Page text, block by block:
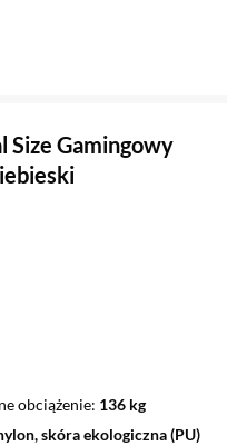
Size Gamingowy
obciążenie 136 kg
skóra ekologiczna (PU)